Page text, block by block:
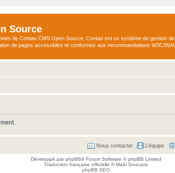
Source
de Contao CMS Open Source. Contao est un système de gestion de
de pages accessibles et conformes aux recommandations W3C/WAI
L’équipe
Nous contacter
Développé parphpBB® Forum Software © phpBB Limited
Traduction française officielle ©Maël Soucaze
phpBB SEO